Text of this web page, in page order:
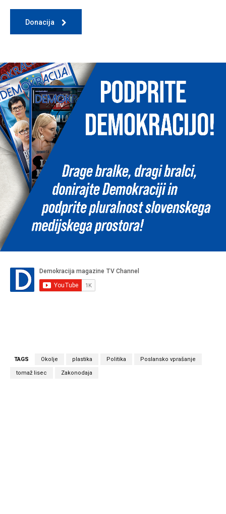
Donacija
TAGS Okolje plastika Politika Poslansko vprašanje
tomaž lisec Zakonodaja